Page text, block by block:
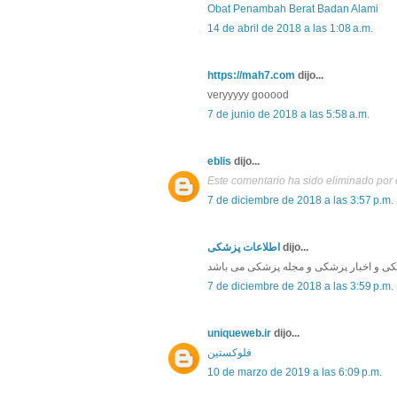
Obat Penambah Berat Badan Alami
14 de abril de 2018 a las 1:08 a.m.
https://mah7.com dijo...
veryyyyy gooood
7 de junio de 2018 a las 5:58 a.m.
eblis dijo...
Este comentario ha sido eliminado por
7 de diciembre de 2018 a las 3:57 p.m.
اطلاعات پزشکی dijo...
7 de diciembre de 2018 a las 3:59 p.m.
uniqueweb.ir dijo...
فلوکستین
10 de marzo de 2019 a las 6:09 p.m.